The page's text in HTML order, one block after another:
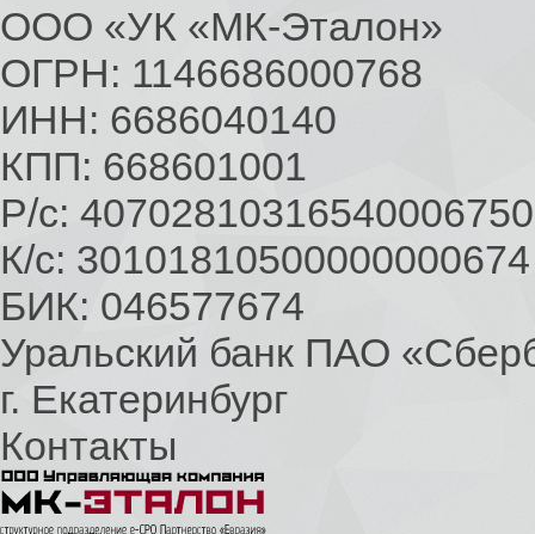
ООО «УК «МК-Эталон»
ОГРН: 1146686000768
ИНН: 6686040140
КПП: 668601001
Р/с: 40702810316540006750
К/с: 30101810500000000674
БИК: 046577674
Уральский банк ПАО
г. Екатеринбург
Контакты